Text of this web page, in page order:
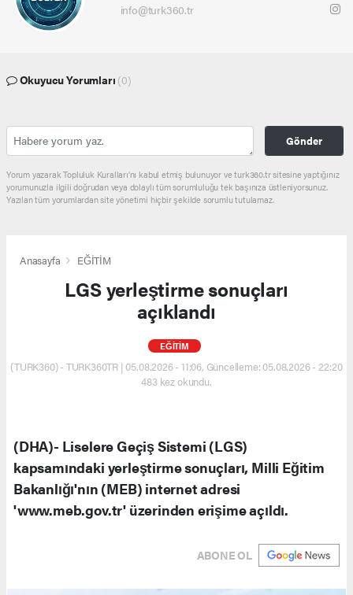
info@turk360.tr
Okuyucu Yorumları (0)
Gönder
Yorum yazarak Topluluk Kuralları’nı kabul etmiş bulunuyor ve turk360.tr sitesine yaptığınız
yorumunuzla ilgili doğrudan veya dolaylı tüm sorumluluğu tek başınıza üstleniyorsunuz.
Yazılan tüm yorumlardan site yönetimi hiçbir şekilde sorumlu tutulamaz.
Anasayfa EĞİTİM
LGS yerleştirme sonuçları
açıklandı
EĞİTİM
(TURK360) - TURK360TR | 05.08.2026 - 11:06, Güncelleme: 05.08.2026 - 22:20
483 kez okundu.
(DHA)- Liselere Geçiş Sistemi (LGS)
kapsamındaki yerleştirme sonuçları, Milli Eğitim
Bakanlığı'nın (MEB) internet adresi
'www.meb.gov.tr' üzerinden erişime açıldı.
ABONE OL